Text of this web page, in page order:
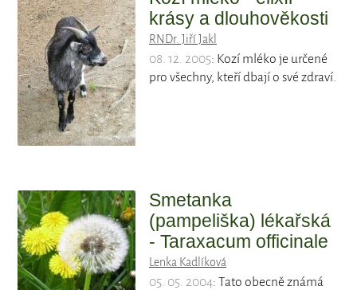
krásy a dlouhověkosti
RNDr. Jiří Jakl
08. 12. 2005: Kozí mléko je určené
pro všechny, kteří dbají o své zdraví.
Smetanka
(pampeliška) lékařská
- Taraxacum officinale
Lenka Kadlíková
05. 05. 2004: Tato obecně známá